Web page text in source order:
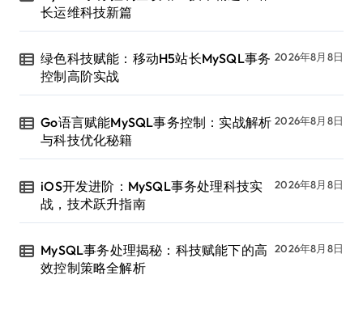
长运维科技新篇
绿色科技赋能：移动H5站长MySQL事务
控制高阶实战
2026年8月8日
Go语言赋能MySQL事务控制：实战解析
与科技优化秘籍
2026年8月8日
iOS开发进阶：MySQL事务处理科技实
战，技术跃升指南
2026年8月8日
MySQL事务处理揭秘：科技赋能下的高
效控制策略全解析
2026年8月8日